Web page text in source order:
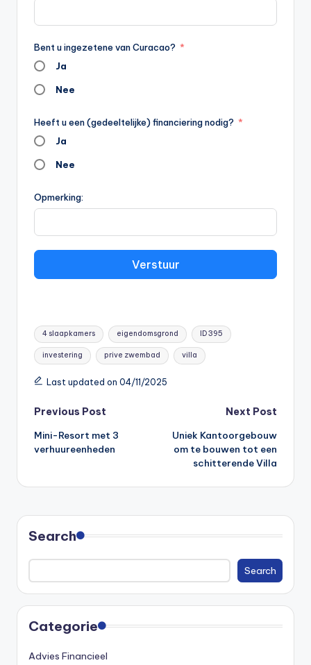
Bent u ingezetene van Curacao?
Ja
Nee
Heeft u een (gedeeltelijke) financiering nodig?
Ja
Nee
Opmerking:
Verstuur
t
e
r
n
t
v
e
Tags:
4 slaapkamers eigendomsgrond ID 395
investering prive zwembad villa
Last updated on 04/11/2025
Post
navigation
Previous Post
Mini-Resort met 3
verhuureenheden
Next Post
Uniek Kantoorgebouw
om te bouwen tot een
schitterende Villa
Search
Search
Categorie
Advies Financieel